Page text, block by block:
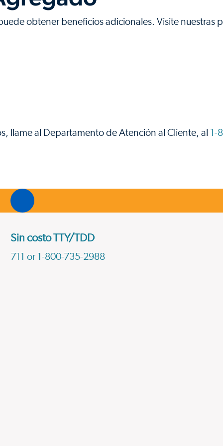
obtener beneficios adicionales. Visite nuestras
llame al Departamento de Atención al Cliente, al
Sin costo TTY/TDD
711 or 1-800-735-2988